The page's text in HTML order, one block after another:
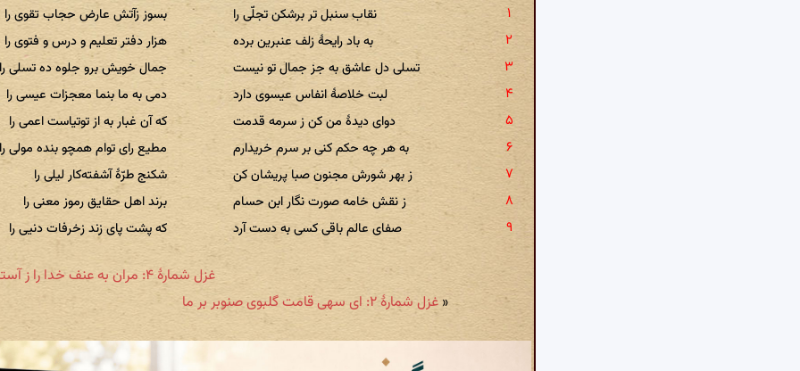
نقاب سنبل تر برشکن تجلّی را
بسوز زآتش عارض حجاب تقوی را
به باد رایحهٔ زلف عنبرین برده
هزار دفتر تعلیم و درس و فتوی را
تسلی دل عاشق به جز جمال تو نیست
جمال خویش برو جلوه ده تسلی
لبت خلاصهٔ انفاس عیسوی دارد
دمی به ما بنما معجزات عیسی را
دوای دیدهٔ من کن ز سرمه قدمت
که آن غبار به از توتیاست اعمی را
به هر چه حکم کنی بر سرم خریدارم
مطیع رای توام همچو بنده مولی
ز بهر شورش مجنون صبا پریشان کن
شکنج طرّهٔ آشفته‌کار لیلی را
ز نقش خامه صورت نگار ابن حسام
برند اهل حقایق رموز معنی را
صفای عالم باقی کسی به دست آرد
که پشت پای زند زخرفات دنیی را
غزل شمارهٔ ۴: مران به عنف خدا را ز آستانه مرا
« غزل شمارهٔ ۲: ای سهی قامت گلبوی صنوبر بر ما